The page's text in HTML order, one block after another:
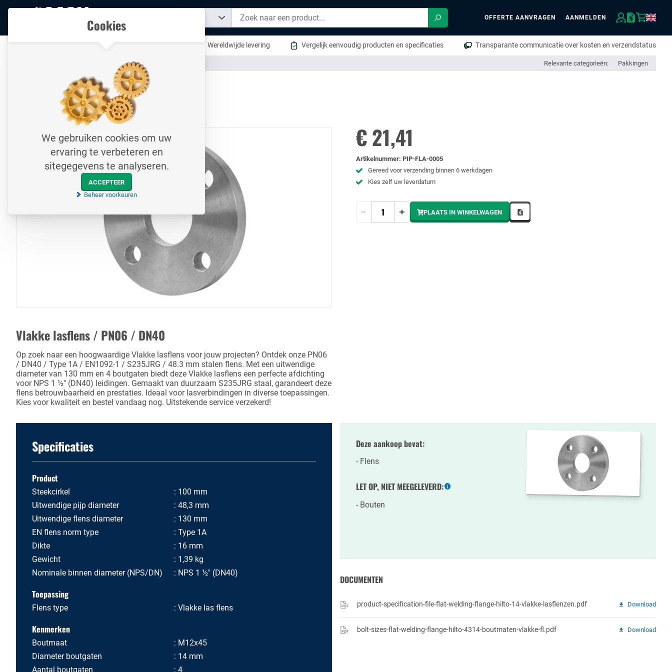
homepage
OFFERTE AANVRAGEN AANMELDEN
Al uw technische producten op één handige plek Wereldwijde levering Vergelijk eenvoudig producten en specificaties Transparante communicatie over kosten en verzendstatus
Flenzen Relevante categorieën: Pakkingen
Vlakke lasflens / PN06 / DN40
Type 1A / EN1092-1 / S235JRG / 48.3 mm
€ 21,41
Artikelnummer: PIP-FLA-0005
Gereed voor verzending binnen 6 werkdagen
Kies zelf uw leverdatum
PLAATS IN WINKELWAGEN
Vlakke lasflens / PN06 / DN40
Op zoek naar een hoogwaardige Vlakke lasflens voor jouw projecten? Ontdek onze PN06
/ DN40 / Type 1A / EN1092-1 / S235JRG / 48.3 mm stalen flens. Met een uitwendige
diameter van 130 mm en 4 boutgaten biedt deze Vlakke lasflens een perfecte afdichting
voor NPS 1 ½" (DN40) leidingen. Gemaakt van duurzaam S235JRG staal, garandeert deze
flens betrouwbaarheid en prestaties. Ideaal voor lasverbindingen in diverse toepassingen.
Kies voor kwaliteit en bestel vandaag nog. Uitstekende service verzekerd!
Specificaties
Product
Steekcirkel
100 mm
Uitwendige pijp diameter
48,3 mm
Uitwendige flens diameter
130 mm
EN flens norm type
Type 1A
Dikte
16 mm
Gewicht
1,39 kg
Nominale binnen diameter (NPS/DN)
NPS 1 ½" (DN40)
Toepassing
Flens type Vlakke las flens
Kenmerken
Boutmaat
M12x45
Diameter boutgaten
14 mm
Aantal boutgaten
4
Deze aankoop bevat:
Flens
LET OP, NIET MEEGELEVERD:
Bouten
DOCUMENTEN
product-specification-file-flat-welding-flange-hilto-14-vlakke-lasflenzen.pdf Download
bolt-sizes-flat-welding-flange-hilto-4314-boutmaten-vlakke-fl.pdf Download
Cookies
We gebruiken cookies om uw
ervaring te verbeteren en
sitegegevens te analyseren.
ACCEPTEER
Beheer voorkeuren